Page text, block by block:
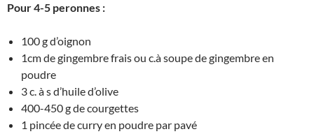
Pour 4-5 peronnes :
100 g d’oignon
1cm de gingembre frais ou c.à soupe de gingembre en
poudre
3 c. à s d’huile d’olive
400-450 g de courgettes
1 pincée de curry en poudre par pavé